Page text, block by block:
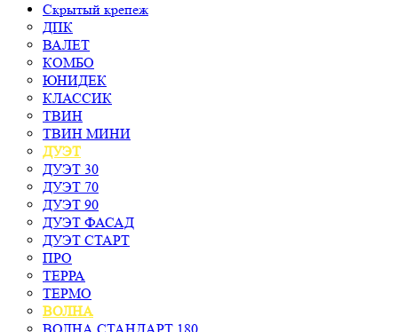
Скрытый крепеж
ДПК
ВАЛЕТ
КОМБО
ЮНИДЕК
КЛАССИК
ТВИН
ТВИН МИНИ
ДУЭТ
ДУЭТ 30
ДУЭТ 70
ДУЭТ 90
ДУЭТ ФАСАД
ДУЭТ СТАРТ
ПРО
ТЕРРА
ТЕРМО
ВОЛНА